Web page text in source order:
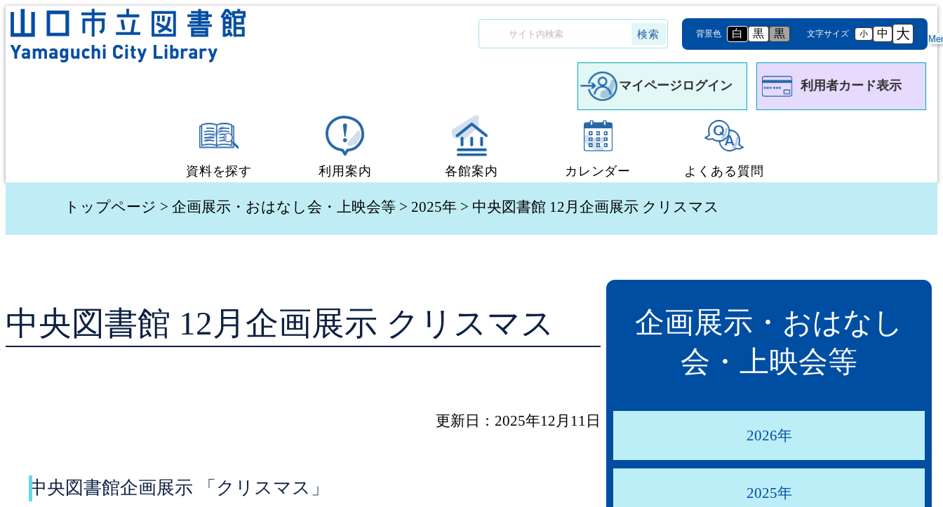
背景色 白 黒 黒 文字サイズ 小 中 大
マイページログイン 利用者カード表示
資料を探す
蔵書検索・予約
貸出ランキング
利用案内
図書館利用案内
学校図書館支援サービス
レファレンスサービス
各館案内
中央図書館
阿知須図書館
阿東図書館
カレンダー よくある質問
トップページ > 企画展示・おはなし会・上映会等 > 2025年 > 中央図書館 12月企画展示 クリスマス
中央図書館 12月企画展示 クリスマス
更新日：2025年12月11日
中央図書館企画展示 「クリスマス」
企画展示・おはなし
会・上映会等
2026年
2025年